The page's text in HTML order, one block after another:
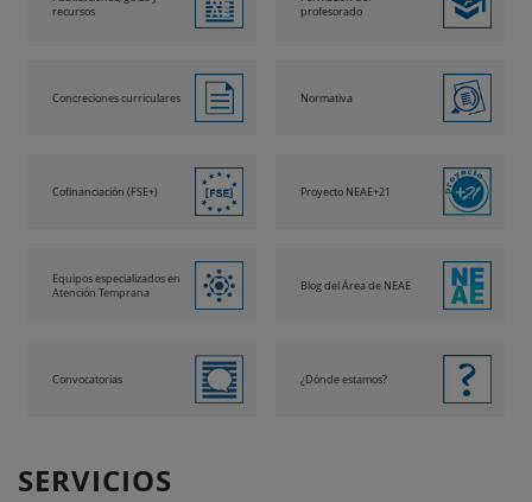
recursos
profesorado
Concreciones curriculares Normativa
Cofinanciación (FSE+) Proyecto NEAE+21
Equipos especializados en
Atención Temprana
Blog del Área de NEAE
Convocatorias ¿Dónde estamos?
SERVICIOS